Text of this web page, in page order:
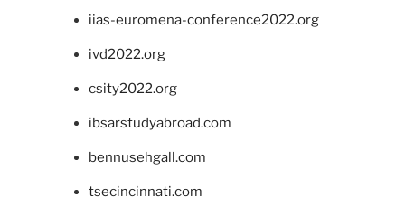
iias-euromena-conference2022.org
ivd2022.org
csity2022.org
ibsarstudyabroad.com
bennusehgall.com
tsecincinnati.com